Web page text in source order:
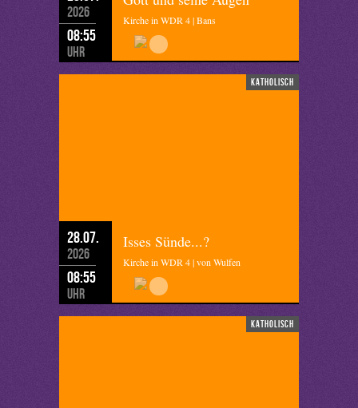
2026
08:55
Uhr
Kirche in WDR 4 | Bans
katholisch
28.07.
2026
08:55
Uhr
Isses Sünde...?
Kirche in WDR 4 | von Wulfen
katholisch